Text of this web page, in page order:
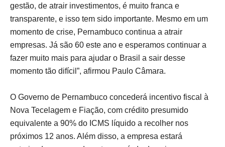
gestão, de atrair investimentos, é muito franca e
transparente, e isso tem sido importante. Mesmo em um
momento de crise, Pernambuco continua a atrair
empresas. Já são 60 este ano e esperamos continuar a
fazer muito mais para ajudar o Brasil a sair desse
momento tão difícil”, afirmou Paulo Câmara.
O Governo de Pernambuco concederá incentivo fiscal à
Nova Tecelagem e Fiação, com crédito presumido
equivalente a 90% do ICMS líquido a recolher nos
próximos 12 anos. Além disso, a empresa estará